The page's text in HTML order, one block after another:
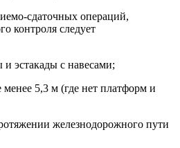
сдаточных операций,
контроля следует
эстакады с навесами;
5,3 м (где нет платформ и
железнодорожного пути